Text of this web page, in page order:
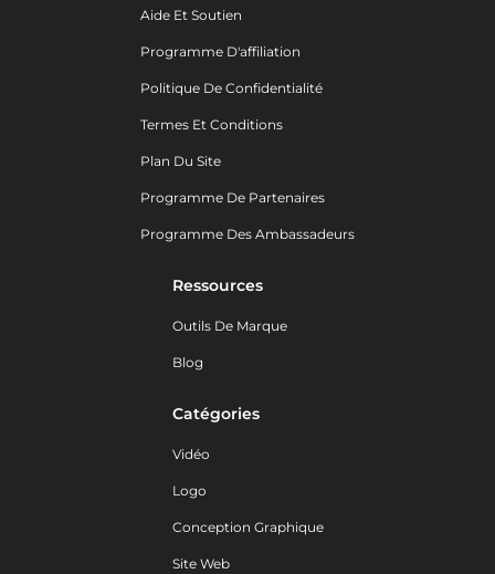
Aide Et Soutien
Programme D'affiliation
Politique De Confidentialité
Termes Et Conditions
Plan Du Site
Programme De Partenaires
Programme Des Ambassadeurs
Ressources
Outils De Marque
Blog
Catégories
Vidéo
Logo
Conception Graphique
Site Web